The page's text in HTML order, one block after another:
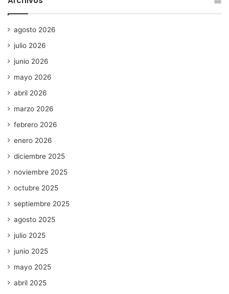
agosto 2026
julio 2026
junio 2026
mayo 2026
abril 2026
marzo 2026
febrero 2026
enero 2026
diciembre 2025
noviembre 2025
octubre 2025
septiembre 2025
agosto 2025
julio 2025
junio 2025
mayo 2025
abril 2025